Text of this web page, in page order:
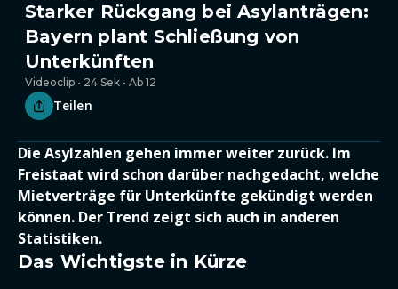
Starker Rückgang bei Asylanträgen:
Bayern plant Schließung von
Unterkünften
Videoclip • 24 Sek • Ab 12
Teilen
Die Asylzahlen gehen immer weiter zurück. Im
Freistaat wird schon darüber nachgedacht, welche
Mietverträge für Unterkünfte gekündigt werden
können. Der Trend zeigt sich auch in anderen
Statistiken.
Das Wichtigste in Kürze